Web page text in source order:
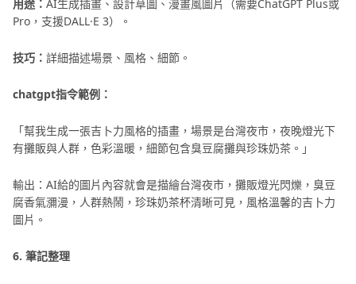
用途： AI生成插畫、設計草圖、漫畫風圖片（需要ChatGPT Plus或
Pro，支援DALL·E 3）。
技巧： 詳細描述場景、風格、細節。
chatgpt指令範例：
「幫我生成一張吉卜力風格的插畫，場景是台灣夜市，夜晚燈光下
有攤販與人群，色彩溫暖，細節包含臭豆腐攤與珍珠奶茶。」
輸出：AI給的圖片內容就會是描繪台灣夜市，攤販燈光閃爍，臭豆
腐香氣瀰漫，人群熱鬧，珍珠奶茶杯清晰可見，風格溫馨的吉卜力
圖片。
6. 筆記整理